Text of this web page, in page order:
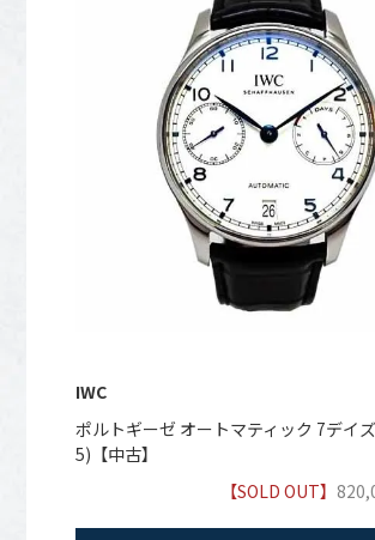
IWC
ポルトギーゼ オートマティック 7デイ
5)【中古】
【SOLD OUT】